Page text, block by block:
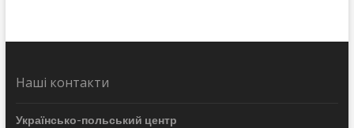
Наші контакти
Українсько-польський центр